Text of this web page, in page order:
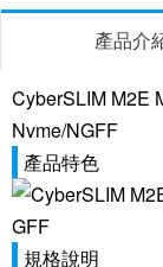
產品介
CyberSLIM M2E
Nvme/NGFF
產品特色
規格說明